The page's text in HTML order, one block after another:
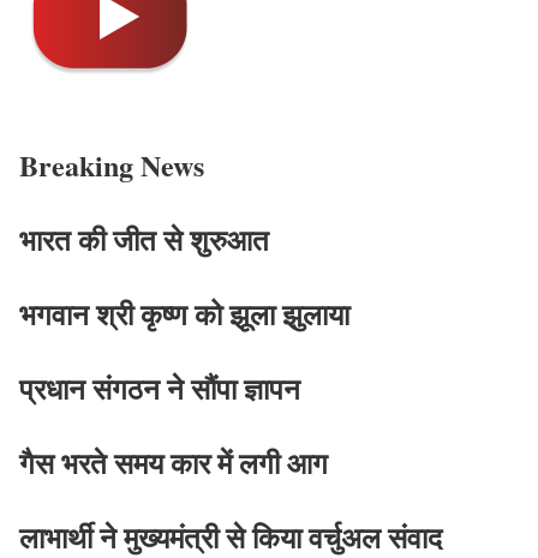
Breaking News
भारत की जीत से शुरुआत
भगवान श्री कृष्ण को झूला झुलाया
प्रधान संगठन ने सौंपा ज्ञापन
गैस भरते समय कार में लगी आग
लाभार्थी ने मुख्यमंत्री से किया वर्चुअल संवाद